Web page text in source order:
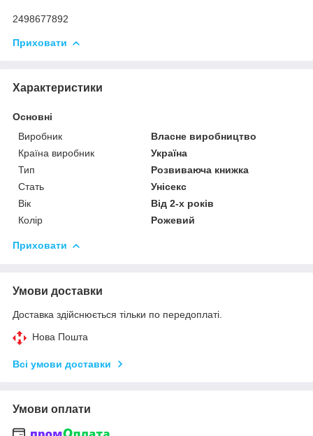
2498677892
Приховати
Характеристики
Основні
Виробник
Власне виробництво
Країна виробник
Україна
Тип
Розвиваюча книжка
Стать
Унісекс
Вік
Від 2-х років
Колір
Рожевий
Приховати
Умови доставки
Доставка здійснюється тільки по передоплаті.
Нова Пошта
Всі умови доставки
Умови оплати